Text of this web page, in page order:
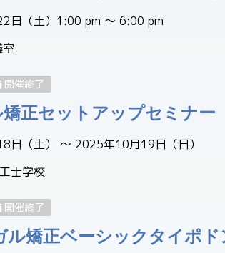
日（土）1:00 pm 〜 6:00 pm
開催終了
正セットアップセミナー
日（土） 〜 2025年10月19日（日）
士学校
開催終了
ル矯正ベーシックタイポド